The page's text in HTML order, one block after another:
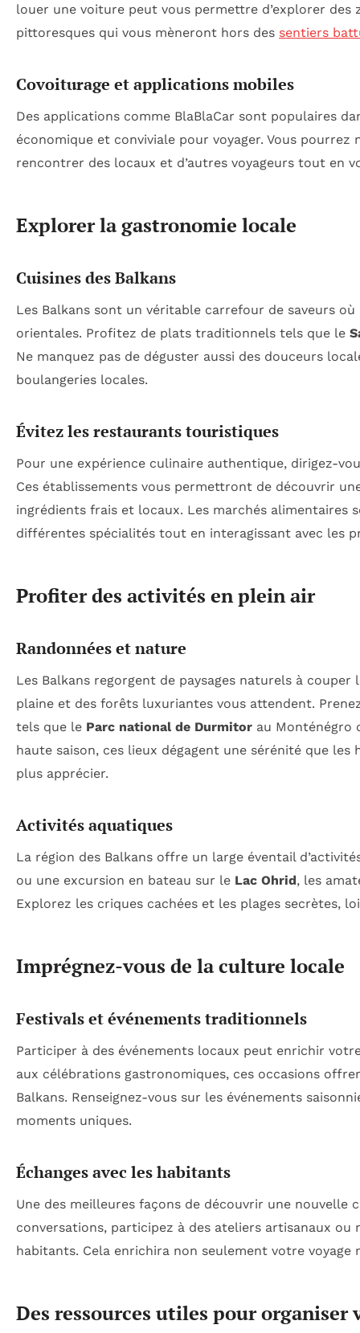
louer une voiture peut vous permettre d’explorer des
pittoresques qui vous mèneront hors des sentiers
Covoiturage et applications mobiles
Des applications comme BlaBlaCar sont populaires
économique et conviviale pour voyager. Vous
rencontrer des locaux et d’autres voyageurs tout en
Explorer la gastronomie locale
Cuisines des Balkans
Les Balkans sont un véritable carrefour de saveurs
orientales. Profitez de plats traditionnels tels que le
Ne manquez pas de déguster aussi des douceurs
boulangeries locales.
Évitez les restaurants touristiques
Pour une expérience culinaire authentique, dirigez-
Ces établissements vous permettront de découvrir
ingrédients frais et locaux. Les marchés
différentes spécialités tout en interagissant avec les
Profiter des activités en plein air
Randonnées et nature
Les Balkans regorgent de paysages naturels à
plaine et des forêts luxuriantes vous attendent.
tels que le Parc national de Durmitor au Monténégro
haute saison, ces lieux dégagent une sérénité que
plus apprécier.
Activités aquatiques
La région des Balkans offre un large éventail
ou une excursion en bateau sur le Lac Ohrid, les
Explorez les criques cachées et les plages secrètes,
Imprégnez-vous de la culture locale
Festivals et événements traditionnels
Participer à des événements locaux peut enrichir
aux célébrations gastronomiques, ces occasions
Balkans. Renseignez-vous sur les événements
moments uniques.
Échanges avec les habitants
Une des meilleures façons de découvrir une nouvelle
conversations, participez à des ateliers artisanaux ou
habitants. Cela enrichira non seulement votre voyage
Des ressources utiles pour organiser